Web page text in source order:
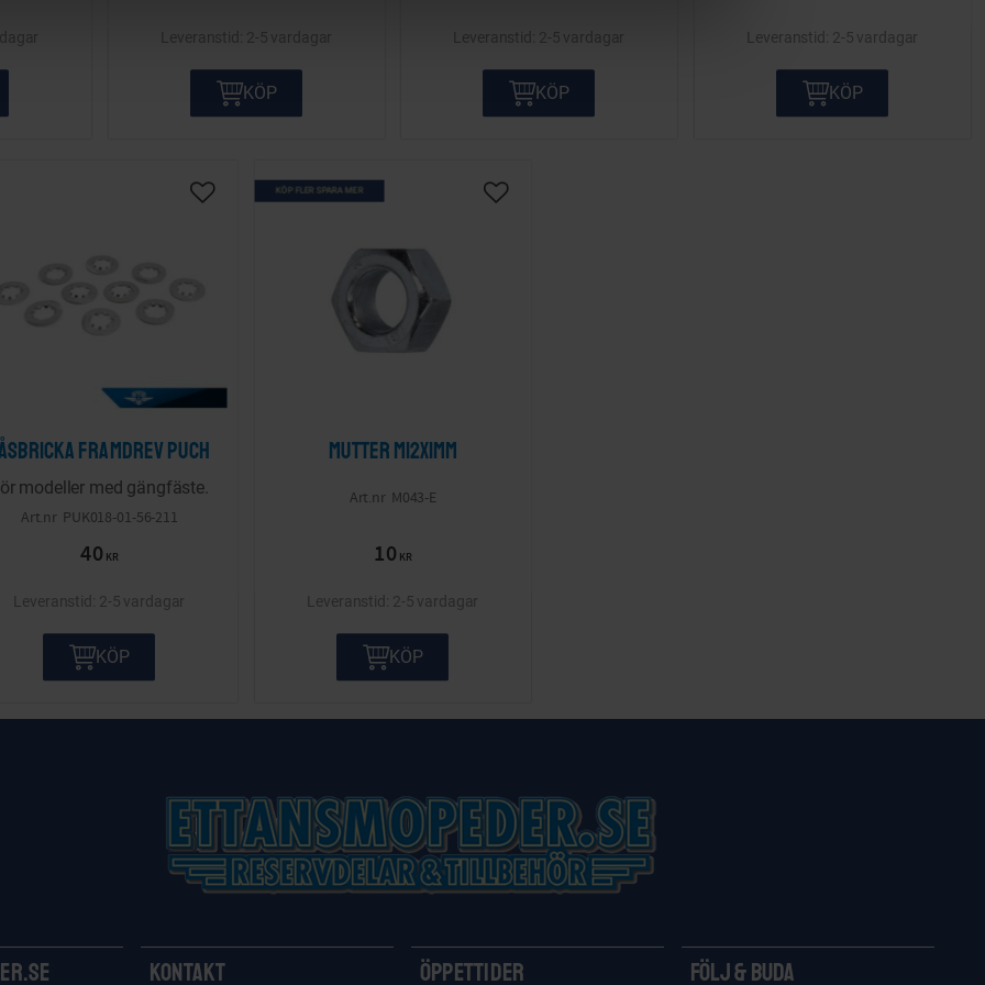
2-5 vardagar
KÖP
2-5 vardagar
KÖP
2-5 vardagar
KÖP
framdrev Puch
modeller med gängfäste.
PUK018-01-56-211
40 KR
Lägg till i önskelista
2-5 vardagar
KÖP
Mutter M12x1mm
M043-E
10 KR
KÖP FLER SPARA MER
Lägg till i önskelista
2-5 vardagar
KÖP
Kontakt Öppettider Följ & Buda